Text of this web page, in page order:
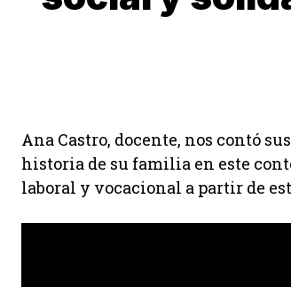
Ana Castro, docente, nos contó
historia de su familia en este
laboral y vocacional a partir de